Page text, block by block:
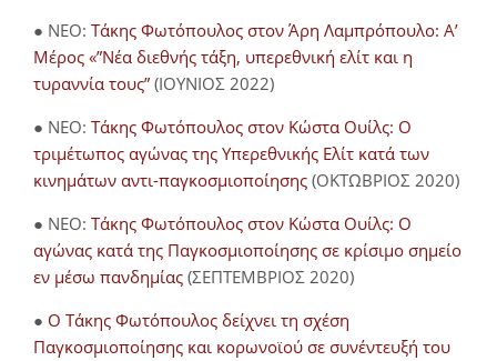
● NEO: Τάκης Φωτόπουλος στον Άρη Λαμπρόπουλο: Α’
Μέρος «”Νέα διεθνής τάξη, υπερεθνική ελίτ και η
τυραννία τους” (ΙΟΥΝΙΟΣ 2022)
● NEO: Τάκης Φωτόπουλος στον Κώστα Ουίλς: Ο
τριμέτωπος αγώνας της Υπερεθνικής Ελίτ κατά των
κινημάτων αντι-παγκοσμιοποίησης (ΟΚΤΩΒΡΙΟΣ 2020)
● NEO: Τάκης Φωτόπουλος στον Κώστα Ουίλς: Ο
αγώνας κατά της Παγκοσμιοποίησης σε κρίσιμο σημείο
εν μέσω πανδημίας (ΣΕΠΤΕΜΒΡΙΟΣ 2020)
● Ο Τάκης Φωτόπουλος δείχνει τη σχέση
Παγκοσμιοποίησης και κορωνοϊού σε συνέντευξή του